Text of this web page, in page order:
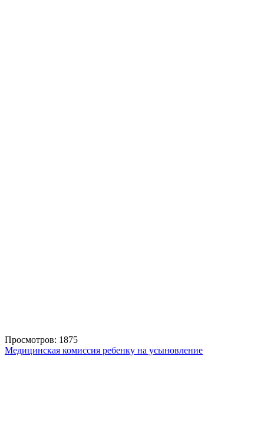
Просмотров: 1875
Медицинская комиссия ребенку на усыновление